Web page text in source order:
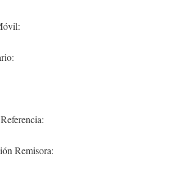
Remisora: